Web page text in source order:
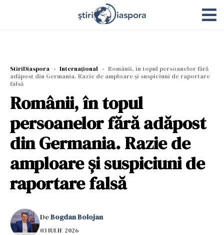
StiriDiaspora › Internațional › Românii, în topul persoanelor fără
adăpost din Germania. Razie de amploare și suspiciuni de raportare
falsă
Românii, în topul
persoanelor fără adăpost
din Germania. Razie de
amploare și suspiciuni de
raportare falsă
DeBogdan Bolojan
03 IULIE 2026